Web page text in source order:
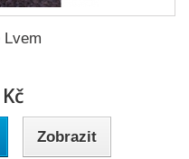
Lvem
Zobrazit